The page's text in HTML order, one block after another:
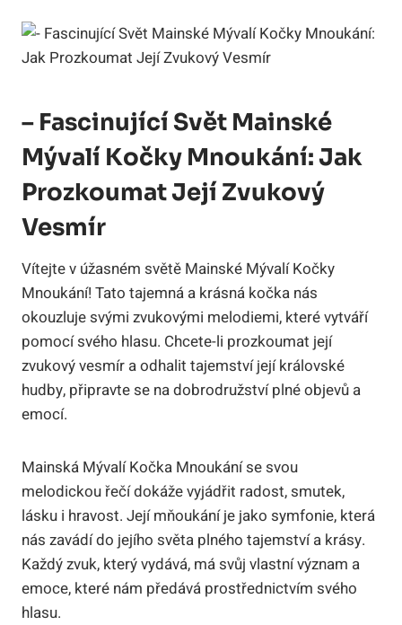
– Fascinující Svět Mainské
Mývalí Kočky Mnoukání: Jak
Prozkoumat Její Zvukový
Vesmír
Vítejte v úžasném světě Mainské Mývalí Kočky
Mnoukání! Tato tajemná a krásná kočka nás
okouzluje svými zvukovými melodiemi, které vytváří
pomocí svého hlasu. Chcete-li prozkoumat její
zvukový vesmír a odhalit tajemství její královské
hudby, připravte se na dobrodružství plné objevů a
emocí.
Mainská Mývalí Kočka Mnoukání se svou
melodickou řečí dokáže vyjádřit radost, smutek,
lásku i hravost. Její mňoukání je jako symfonie, která
nás zavádí do jejího světa plného tajemství a krásy.
Každý zvuk, který vydává, má svůj vlastní význam a
emoce, které nám předává prostřednictvím svého
hlasu.